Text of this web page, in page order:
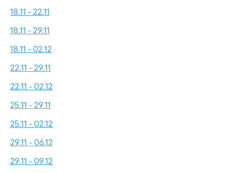
18.11 - 22.11
18.11 - 29.11
18.11 - 02.12
22.11 - 29.11
22.11 - 02.12
25.11 - 29.11
25.11 - 02.12
29.11 - 06.12
29.11 - 09.12